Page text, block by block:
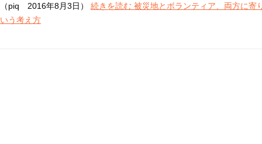
（piq 2016年8月3日） 続きを読む 被災地とボランティア、両方に寄
いう考え方